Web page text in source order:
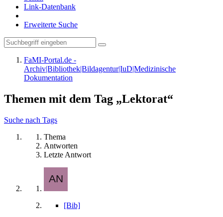
Link-Datenbank
Erweiterte Suche
FaMI-Portal.de -
Archiv|Bibliothek|Bildagentur|IuD|Medizinische
Dokumentation
Themen mit dem Tag „Lektorat“
Suche nach Tags
Thema
Antworten
Letzte Antwort
[Bib]